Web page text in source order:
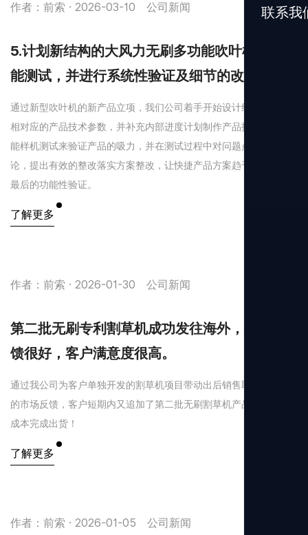
联系我
作者：前索 · 2026-03-10 公司新闻
5.计划新结构的大风力无刷多功能吹叶机完成功
能测试，并进行系统性验证及细节的改进。
通过新型吹叶机的新产品立项，我们公司着手开始设计结构，考虑
相对应的产品技术参数，并补充内部进度计划制作产品投模前的功
能样机测试来验证产品的吸力，并在测试过程中对问题点集中讨
论，提出有效的整改落实方案整改，让快捷产品方案趋于成熟并作
最后的功能性验证。
了解更多
作者：前索 · 2026-01-30 公司新闻
第二批无刷专利割草机成功发往海外，销售反
馈很好，客户满意度很高。
通过我公司为客户单独开发的割草机项目带动出后销售取得了良好
的市场反馈，客户短期内又追加了第二批无刷割草机产品，并要求
成本完成出货！
了解更多
作者：前索 · 2026-01-05 公司新闻